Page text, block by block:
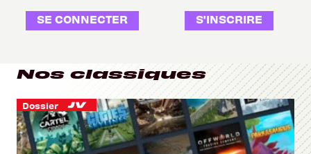
SE CONNECTER S'INSCRIRE
Nos classiques
Dossier